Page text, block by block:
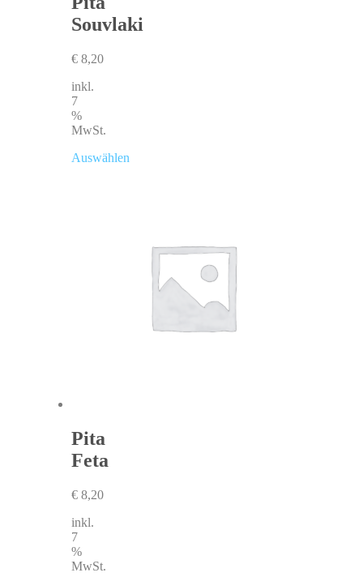
Souvlaki
€ 8,20
inkl.
7
%
MwSt.
Auswählen
Pita
Feta
€ 8,20
inkl.
7
%
MwSt.